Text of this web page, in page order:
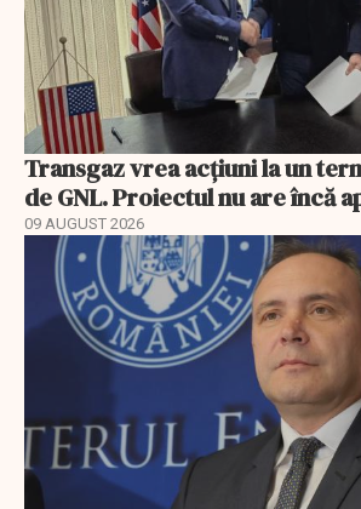
Transgaz vrea acțiuni la un
de GNL. Proiectul nu are încă
09 AUGUST 2026